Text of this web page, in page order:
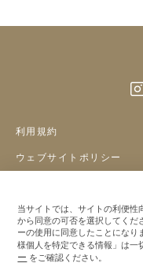
利用規約
ウェブサイトポリシー
会社概要
当サイトでは、サイトの利便性
から同意の可否を選択してくだ
ーの使用に同意したことになり
様個人を特定できる情報」は一
ー をご確認ください。